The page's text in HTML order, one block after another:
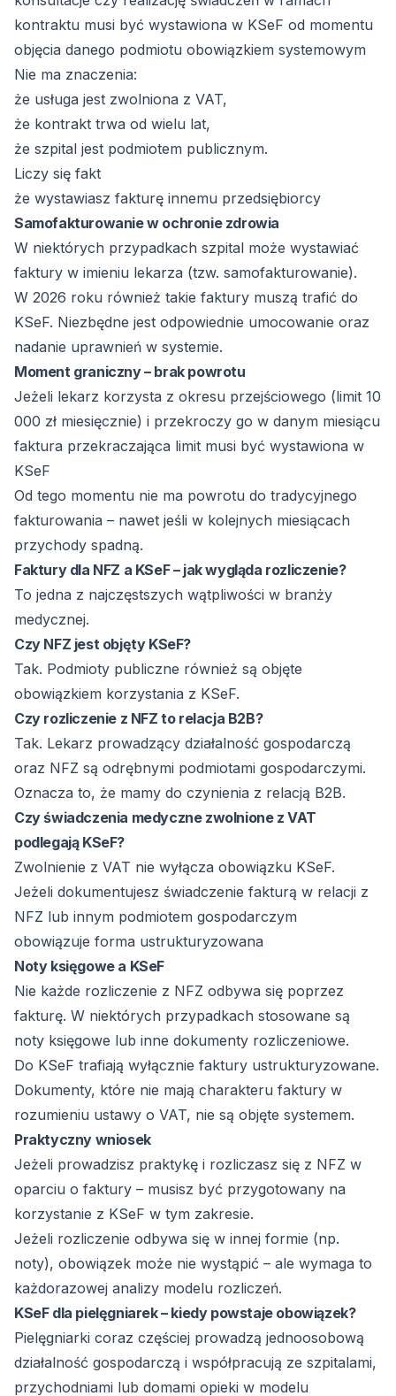
kontraktu musi być wystawiona w KSeF od momentu
objęcia danego podmiotu obowiązkiem systemowym
Nie ma znaczenia:
że usługa jest zwolniona z VAT,
że kontrakt trwa od wielu lat,
że szpital jest podmiotem publicznym.
Liczy się fakt
że wystawiasz fakturę innemu przedsiębiorcy
Samofakturowanie w ochronie zdrowia
W niektórych przypadkach szpital może wystawiać
faktury w imieniu lekarza (tzw. samofakturowanie).
W 2026 roku również takie faktury muszą trafić do
KSeF. Niezbędne jest odpowiednie umocowanie oraz
nadanie uprawnień w systemie.
Moment graniczny – brak powrotu
Jeżeli lekarz korzysta z okresu przejściowego (limit 10
000 zł miesięcznie) i przekroczy go w danym miesiącu
faktura przekraczająca limit musi być wystawiona w
KSeF
Od tego momentu nie ma powrotu do tradycyjnego
fakturowania – nawet jeśli w kolejnych miesiącach
przychody spadną.
Faktury dla NFZ a KSeF – jak wygląda rozliczenie?
To jedna z najczęstszych wątpliwości w branży
medycznej.
Czy NFZ jest objęty KSeF?
Tak. Podmioty publiczne również są objęte
obowiązkiem korzystania z KSeF.
Czy rozliczenie z NFZ to relacja B2B?
Tak. Lekarz prowadzący działalność gospodarczą
oraz NFZ są odrębnymi podmiotami gospodarczymi.
Oznacza to, że mamy do czynienia z relacją B2B.
Czy świadczenia medyczne zwolnione z VAT
podlegają KSeF?
Zwolnienie z VAT nie wyłącza obowiązku KSeF.
Jeżeli dokumentujesz świadczenie fakturą w relacji z
NFZ lub innym podmiotem gospodarczym
obowiązuje forma ustrukturyzowana
Noty księgowe a KSeF
Nie każde rozliczenie z NFZ odbywa się poprzez
fakturę. W niektórych przypadkach stosowane są
noty księgowe lub inne dokumenty rozliczeniowe.
Do KSeF trafiają wyłącznie faktury ustrukturyzowane.
Dokumenty, które nie mają charakteru faktury w
rozumieniu ustawy o VAT, nie są objęte systemem.
Praktyczny wniosek
Jeżeli prowadzisz praktykę i rozliczasz się z NFZ w
oparciu o faktury – musisz być przygotowany na
korzystanie z KSeF w tym zakresie.
Jeżeli rozliczenie odbywa się w innej formie (np.
noty), obowiązek może nie wystąpić – ale wymaga to
każdorazowej analizy modelu rozliczeń.
KSeF dla pielęgniarek – kiedy powstaje obowiązek?
Pielęgniarki coraz częściej prowadzą jednoosobową
działalność gospodarczą i współpracują ze szpitalami,
przychodniami lub domami opieki w modelu